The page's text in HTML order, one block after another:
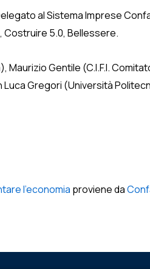
al Sistema Imprese
Costruire 5.0, Bellessere.
Gentile (C.I.F.I.
Gregori (Università
l’economia proviene da